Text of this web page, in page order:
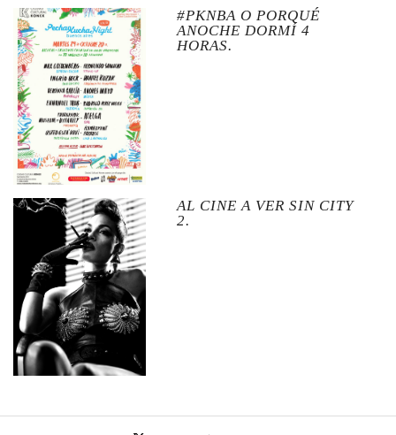
#PKNBA O PORQUÉ
ANOCHE DORMÍ 4
HORAS.
AL CINE A VER SIN CITY
2.